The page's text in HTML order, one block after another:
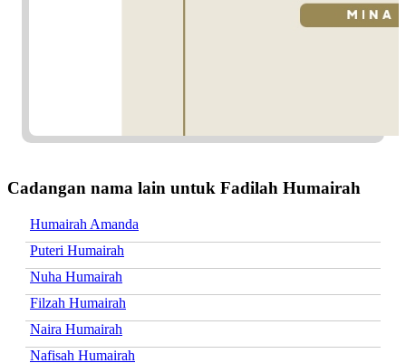
Cadangan nama lain untuk Fadilah Humairah
Humairah Amanda
Puteri Humairah
Nuha Humairah
Filzah Humairah
Naira Humairah
Nafisah Humairah